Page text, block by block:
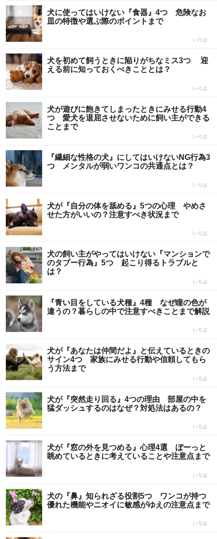
犬に使ってはいけない『食器』4つ 危険なお
皿の特徴や選ぶ際のポイントまで
いろは
犬を初めて飼うときに陥りがちなミス3つ 迎
える前に知っておくべきこととは？
いろは
犬が遊びに飽きてしまったときにみせる行動4
つ 愛犬を退屈させないために飼い主ができる
ことまで
いろは
『繊細な性格の犬』にしてはいけないNG行為3
つ メンタルが弱いワンコの共通点とは？
いろは
犬が『自分の体を舐める』5つの心理 やめさ
せた方がいいの？注意すべき状況まで
いろは
犬の飼い主がやってはいけない『マンションで
のタブー行為』5つ 起こり得るトラブルと
は？
いろは
『青い目をしている犬種』4種 なぜ瞳の色が
違うの？暮らしの中で注意すべきことまで解説
いろは
犬が『あなたは仲間だよ』と伝えているときの
サイン4つ 家族にみせる行動や信頼してもら
う方法まで
いろは
犬が『突然走り回る』4つの理由 部屋の中を
猛ダッシュするのはなぜ？対処法はあるの？
いろは
犬が『窓の外を見つめる』心理4選 ぼーっと
眺めているときに考えていることや注意点まで
いろは
犬の『鼻』知られざる役割5つ ワンコが持つ
優れた機能やニオイに敏感がゆえの注意点まで
いろは